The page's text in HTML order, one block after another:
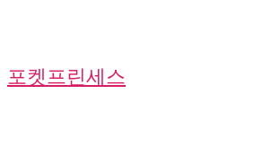
포켓프린세스